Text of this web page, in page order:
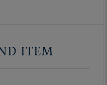
ITEM